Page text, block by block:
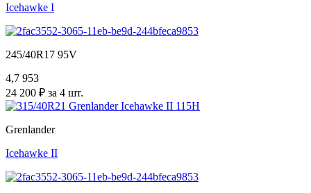
Icehawke I
245/40R17 95V
4,7 953
24 200 ₽ за 4 шт.
Grenlander
Icehawke II